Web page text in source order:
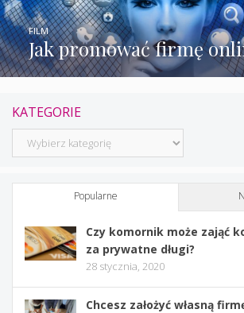
Jak promować firmę
FILM
KATEGORIE
Kategorie
Popularne
Czy komornik może zająć
za prywatne długi?
28 stycznia, 2020
Chcesz założyć własną